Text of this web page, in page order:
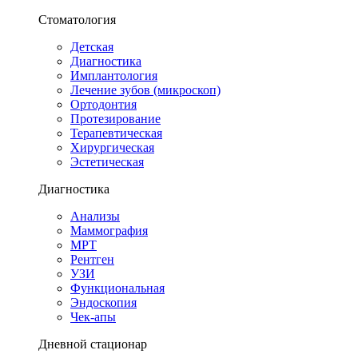
Стоматология
Детская
Диагностика
Имплантология
Лечение зубов (микроскоп)
Ортодонтия
Протезирование
Терапевтическая
Хирургическая
Эстетическая
Диагностика
Анализы
Маммография
МРТ
Рентген
УЗИ
Функциональная
Эндоскопия
Чек-апы
Дневной стационар